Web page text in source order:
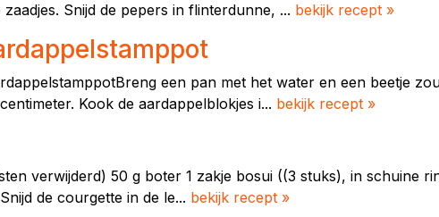
Snijd de pepers in flinterdunne, ... bekijk recept »
een pan met het water en een beetje
Kook de aardappelblokjes i... bekijk recept »
verwijderd) 50 g boter 1 zakje bosui ((3 stuks), in schuine
de courgette in de le... bekijk recept »